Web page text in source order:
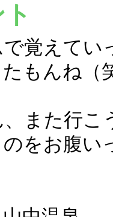
覚えてい
もんね（
また行こ
をお腹い